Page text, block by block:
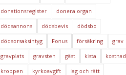
donationsregister donera organ
dödsannons dödsbevis dödsbo
dödsorsaksintyg Fonus försäkring grav
gravplats gravsten gäst kista kostnad
kroppen kyrkoavgift lag och rätt